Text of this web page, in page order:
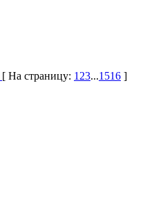
[ На страницу: 1 23...1516 ]